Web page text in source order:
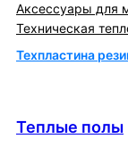
Аксессуары для
Техническая
Техпластина
Теплые полы